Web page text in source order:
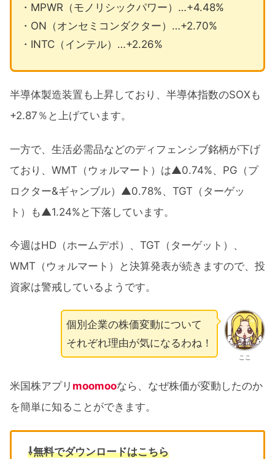
・MPWR（モノリシックパワー）…+4.48%
・ON（オンセミコンダクター）…+2.70%
・INTC（インテル）…+2.26%
半導体製造装置も上昇しており、半導体指数のSOXも
+2.87％と上げています。
一方で、生活必需品などのディフェンシブ銘柄が下げ
ており、WMT（ウォルマート）は▲0.74%、PG（プ
ロクター&ギャンブル）▲0.78%、TGT（ターゲッ
ト）も▲1.24%と下落しています。
今週はHD（ホームデポ）、TGT（ターゲット）、
WMT（ウォルマート）と決算発表が続きますので、投
資家は警戒しているようです。
ここ
個別企業の株価変動について
それぞれ理由が気になるわね！
米国株アプリ moomooなら、なぜ株価が変動したのか
を簡単に知ることができます。
⇩無料でダウンロードはこちら